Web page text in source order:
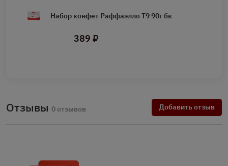
Набор конфет Раффаэлло Т9 90г бк
389 ₽
Отзывы 0 отзывов Добавить отзыв